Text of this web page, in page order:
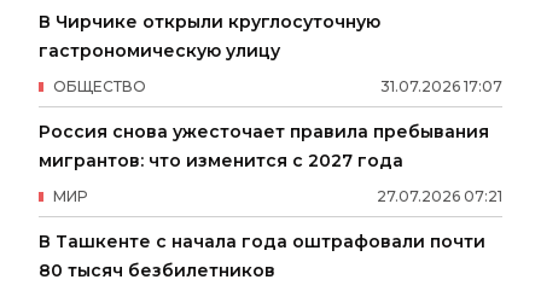
В Чирчике открыли круглосуточную
гастрономическую улицу
31.07.2026 17:07
ОБЩЕСТВО
Россия снова ужесточает правила пребывания
мигрантов: что изменится с 2027 года
27.07.2026 07:21
МИР
В Ташкенте с начала года оштрафовали почти
80 тысяч безбилетников